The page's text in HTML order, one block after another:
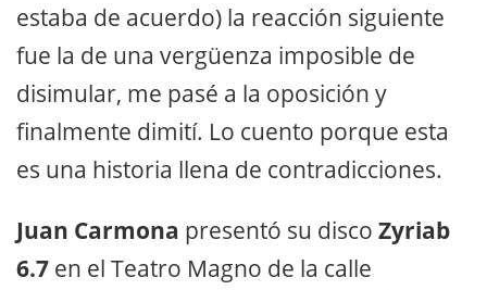
estaba de acuerdo) la reacción siguiente
fue la de una vergüenza imposible de
disimular, me pasé a la oposición y
finalmente dimití. Lo cuento porque esta
es una historia llena de contradicciones.
Juan Carmona presentó su disco Zyriab
6.7 en el Teatro Magno de la calle